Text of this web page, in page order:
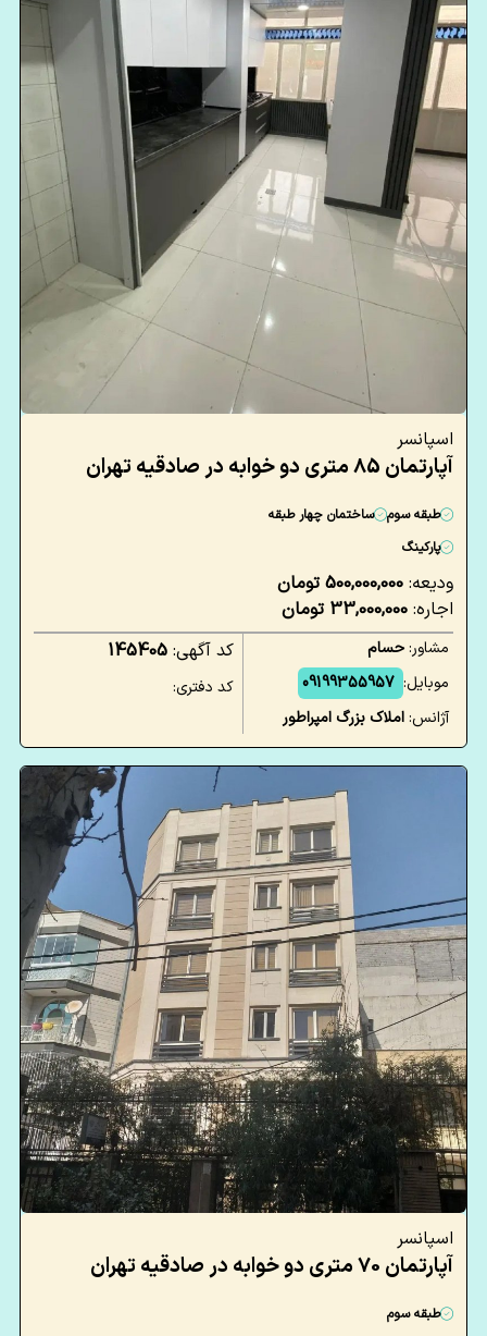
اسپانسر
آپارتمان 85 متری دو خوابه در صادقیه تهران
طبقه سوم
ساختمان چهار طبقه
پارکینگ
ودیعه: 500,000,000 تومان
اجاره: 33,000,000 تومان
مشاور:حسام
موبایل: 09199355957
آژانس:املاک بزرگ امپراطور
کد آگهی: 145405
کد دفتری:
اسپانسر
آپارتمان 70 متری دو خوابه در صادقیه تهران
طبقه سوم